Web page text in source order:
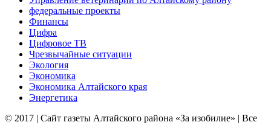
федеральные проекты
Финансы
Цифра
Цифровое ТВ
Чрезвычайные ситуации
Экология
Экономика
Экономика Алтайского края
Энергетика
© 2017 | Сайт газеты Алтайского района «За изобилие» | Все